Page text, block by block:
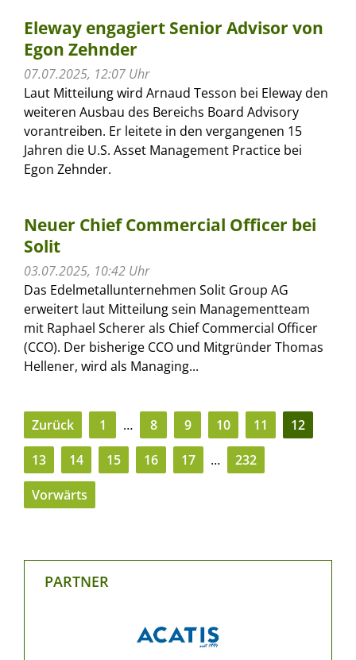
Eleway engagiert Senior Advisor von
Egon Zehnder
07.07.2025, 12:07 Uhr
Laut Mitteilung wird Arnaud Tesson bei Eleway den
weiteren Ausbau des Bereichs Board Advisory
vorantreiben. Er leitete in den vergangenen 15
Jahren die U.S. Asset Management Practice bei
Egon Zehnder.
Neuer Chief Commercial Officer bei
Solit
03.07.2025, 10:42 Uhr
Das Edelmetallunternehmen Solit Group AG
erweitert laut Mitteilung sein Managementteam
mit Raphael Scherer als Chief Commercial Officer
(CCO). Der bisherige CCO und Mitgründer Thomas
Hellener, wird als Managing...
Zurück 1 … 8 9 10 11
12
13
14 15 16 17 …
232
Vorwärts
PARTNER